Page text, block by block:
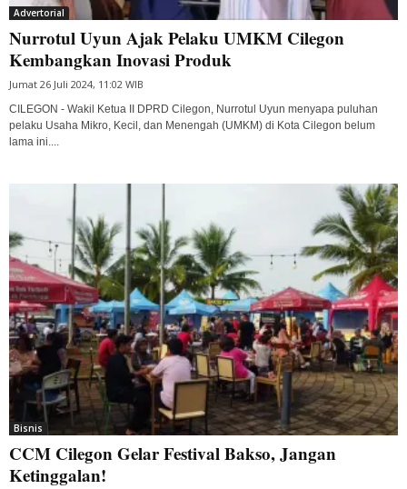
Advertorial
Nurrotul Uyun Ajak Pelaku UMKM Cilegon
Kembangkan Inovasi Produk
Jumat 26 Juli 2024, 11:02 WIB
CILEGON - Wakil Ketua II DPRD Cilegon, Nurrotul Uyun menyapa puluhan
pelaku Usaha Mikro, Kecil, dan Menengah (UMKM) di Kota Cilegon belum
lama ini....
Bisnis
CCM Cilegon Gelar Festival Bakso, Jangan
Ketinggalan!